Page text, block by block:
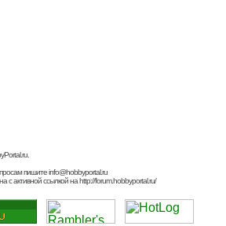
пишитеinfo@hobbyportal.ru
с активной ссылкой на http://forum.hobbyportal.ru/